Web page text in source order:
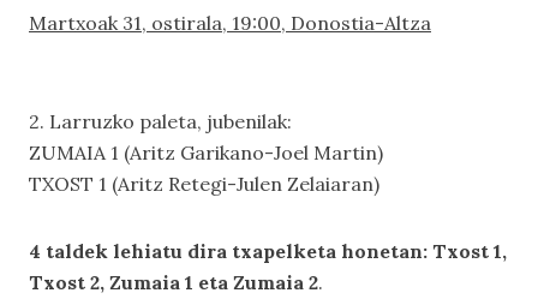
Martxoak 31, ostirala, 19:00, Donostia-Altza
2. Larruzko paleta, jubenilak:
ZUMAIA 1 (Aritz Garikano-Joel Martin)
TXOST 1 (Aritz Retegi-Julen Zelaiaran)
4 taldek lehiatu dira txapelketa honetan: Txost 1,
Txost 2, Zumaia 1 eta Zumaia 2.